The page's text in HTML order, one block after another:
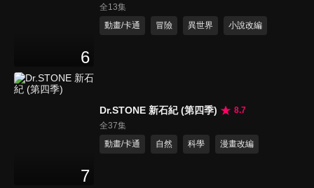
6
全13集
動畫/卡通
冒險 異世界 小說改編
7
Dr.STONE 新石紀 (第四季)
8.7
全37集
動畫/卡通
自然 科學 漫畫改編